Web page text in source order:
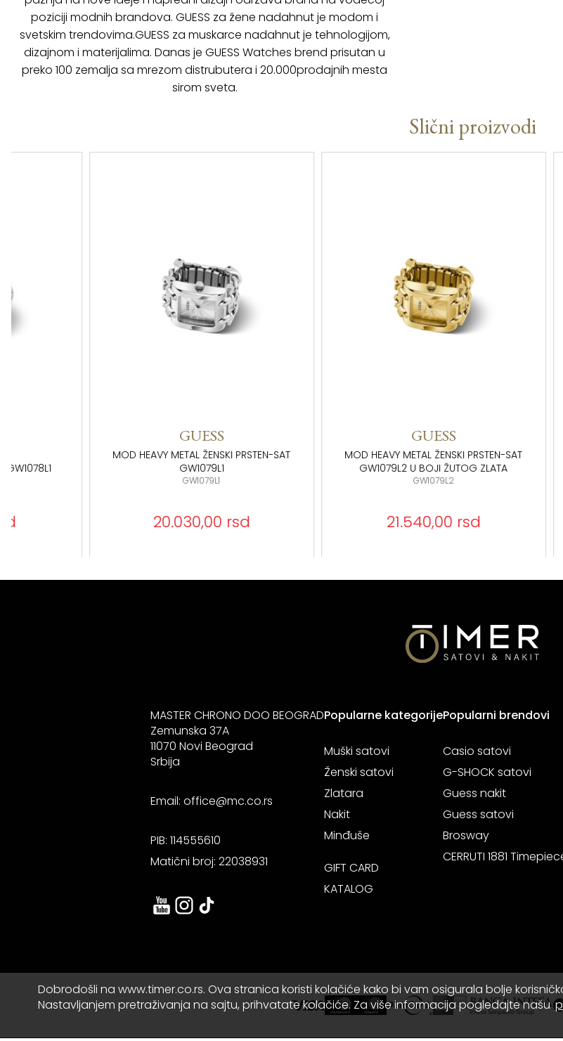
poziciji modnih brandova. GUESS za žene nadahnut je modom i
svetskim trendovima.GUESS za muskarce nadahnut je tehnologijom,
dizajnom i materijalima. Danas je GUESS Watches brend prisutan u
preko 100 zemalja sa mrezom distrubutera i 20.000prodajnih mesta
sirom sveta.
Slični proizvodi
MOD HEAVY METAL ŽENSKI PRSTEN-SAT
20.030,00 rsd
MOD HEAVY METAL ŽENSKI PRSTEN-SAT
GW1079L2 U BOJI ŽUTOG ZLATA
21.540,00 rsd
ŽENSKI SAT
MASTER CHRONO DOO BEOGRAD
Zemunska 37A
11070 Novi Beograd
Srbija
Email: office@mc.co.rs
PIB: 114555610
Matični broj: 22038931
Popularne kategorije
Muški satovi
Ženski satovi
Zlatara
Nakit
Minđuše
GIFT CARD
KATALOG
Popularni brendovi
Casio satovi
G-SHOCK satovi
Guess nakit
Guess satovi
Brosway
CERRUTI 1881
Dobrodošli na www.timer.co.rs. Ova stranica koristi kolačiće kako bi vam osigurala bolje
Nastavljanjem pretraživanja na sajtu, prihvatate kolačiće. Za više informacija pogledajte našu